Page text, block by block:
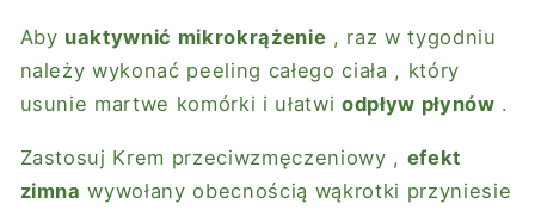
Aby uaktywnić mikrokrążenie , raz w tygodniu
należy wykonać peeling całego ciała , który
usunie martwe komórki i ułatwi odpływ płynów .
Zastosuj Krem przeciwzmęczeniowy , efekt
zimna wywołany obecnością wąkrotki przyniesie